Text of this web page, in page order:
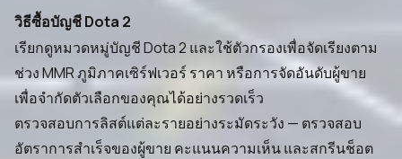
วิธีซื้อบัญชี Dota 2
เรียกดูหมวดหมู่บัญชี Dota 2 และใช้ตัวกรองเพื่อจัดเรียงตาม
ช่วง MMR ภูมิภาคเซิร์ฟเวอร์ ราคา หรือการจัดอันดับผู้ขาย
เพื่อจำกัดตัวเลือกของคุณได้อย่างรวดเร็ว
ตรวจสอบการลิสต์แต่ละรายอย่างระมัดระวัง — ตรวจสอบ
อัตราการสำเร็จของผู้ขาย คะแนนความเห็น และสกรีนช็อต